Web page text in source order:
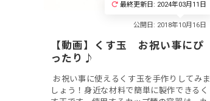
最終更新日: 2024年03月11日
【動画】くす玉 お祝い事にぴ
ったり♪
お祝い事に使えるくす玉を手作りしてみま
しょう！身近な材料で簡単に製作できるく